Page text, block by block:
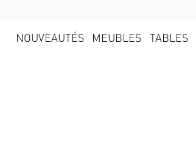
NOUVEAUTÉS MEUBLES TABLES